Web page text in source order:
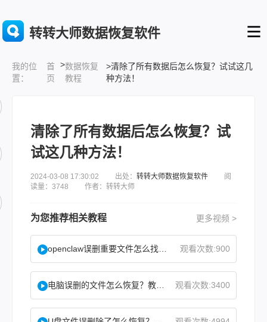
转转大师数据恢复软件
我的位
置：
首
页
>数据恢复
教程
>清除了所有数据后怎么恢复？试试这几
种方法！
清除了所有数据后怎么恢复？试
试这几种方法！
2024-03-08 17:30:02 出处： 转转大师数据恢复软件 阅
读量：3748 作者：转转大师
为您推荐相关教程 更多视频 >
观看次数:900
观看次数:3400